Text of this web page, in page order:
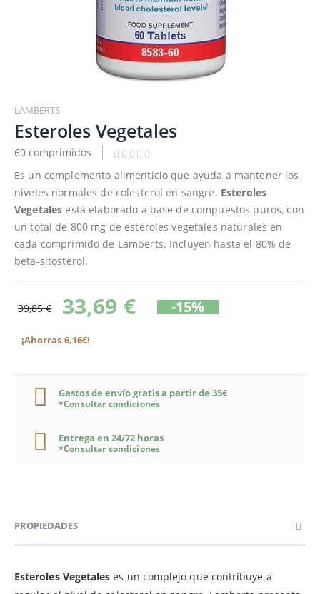
al
comienzo
de
la
galería
imágenes
LAMBERTS
Esteroles Vegetales
60 comprimidos
Es un complemento alimenticio que ayuda a mantener los
niveles normales de colesterol en sangre. Esteroles
Vegetales está elaborado a base de compuestos puros, con
un total de 800 mg de esteroles vegetales naturales en
cada comprimido de Lamberts. Incluyen hasta el 80% de
beta-sitosterol.
39,85 € 33,69 € -15%
¡Ahorras 6,16€!
Gastos de envío gratis a partir de 35€
*Consultar condiciones
Entrega en 24/72 horas
*Consultar condiciones
PROPIEDADES
Esteroles Vegetaleses un complejo que contribuye a